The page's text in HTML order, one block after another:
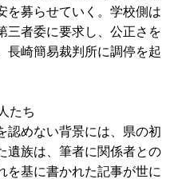
を募らせていく。学校側は
三者委に要求し、公正さを
長崎簡易裁判所に調停を起
たち
めない背景には、県の初
遺族は、筆者に関係者との
を基に書かれた記事が世に